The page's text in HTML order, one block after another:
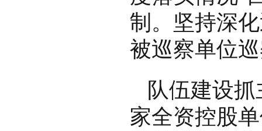
制。坚持深
被巡察单位
队伍建设
家全资控股